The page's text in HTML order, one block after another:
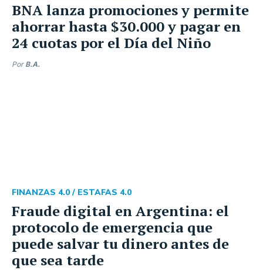
BNA lanza promociones y permite
ahorrar hasta $30.000 y pagar en
24 cuotas por el Día del Niño
Por B.A.
Fraude digital en Argentina: el
protocolo de emergencia que
puede salvar tu dinero antes de
que sea tarde
FINANZAS 4.0 / ESTAFAS 4.0